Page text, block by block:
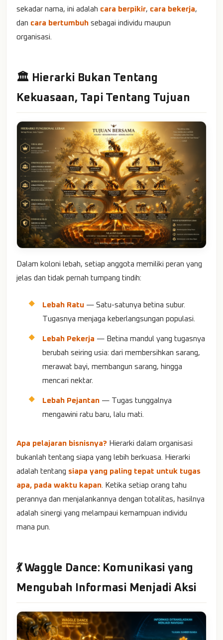
sekadar nama, ini adalah cara berpikir, cara bekerja,
dan cara bertumbuh sebagai individu maupun
organisasi.
🏛️ Hierarki Bukan Tentang
Kekuasaan, Tapi Tentang Tujuan
Dalam koloni lebah, setiap anggota memiliki peran yang
jelas dan tidak pernah tumpang tindih:
Lebah Ratu — Satu-satunya betina subur.
Tugasnya menjaga keberlangsungan populasi.
Lebah Pekerja — Betina mandul yang tugasnya
berubah seiring usia: dari membersihkan sarang,
merawat bayi, membangun sarang, hingga
mencari nektar.
Lebah Pejantan — Tugas tunggalnya
mengawini ratu baru, lalu mati.
Apa pelajaran bisnisnya? Hierarki dalam organisasi
bukanlah tentang siapa yang lebih berkuasa. Hierarki
adalah tentang siapa yang paling tepat untuk tugas
apa, pada waktu kapan . Ketika setiap orang tahu
perannya dan menjalankannya dengan totalitas, hasilnya
adalah sinergi yang melampaui kemampuan individu
mana pun.
💃 Waggle Dance: Komunikasi yang
Mengubah Informasi Menjadi Aksi